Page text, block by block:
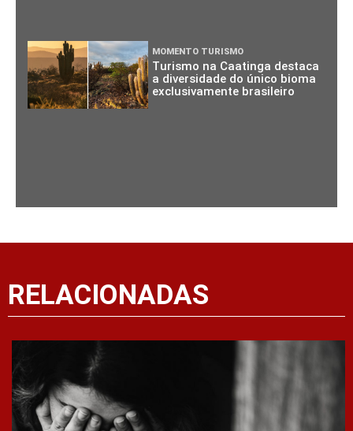
MOMENTO TURISMO
Turismo na Caatinga destaca
a diversidade do único bioma
exclusivamente brasileiro
RELACIONADAS